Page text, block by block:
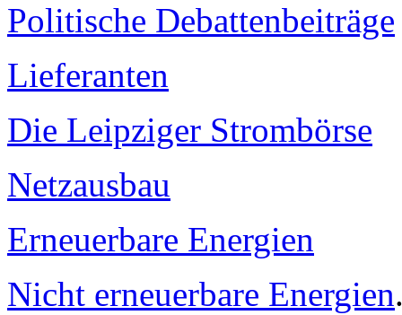
Politische Debattenbeiträge
Lieferanten
Die Leipziger Strombörse
Netzausbau
Erneuerbare Energien
Nicht erneuerbare Energien